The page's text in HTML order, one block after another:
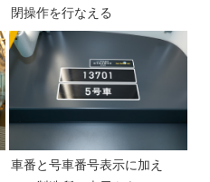
閉操作を行なえる
車番と号車番号表示に加え